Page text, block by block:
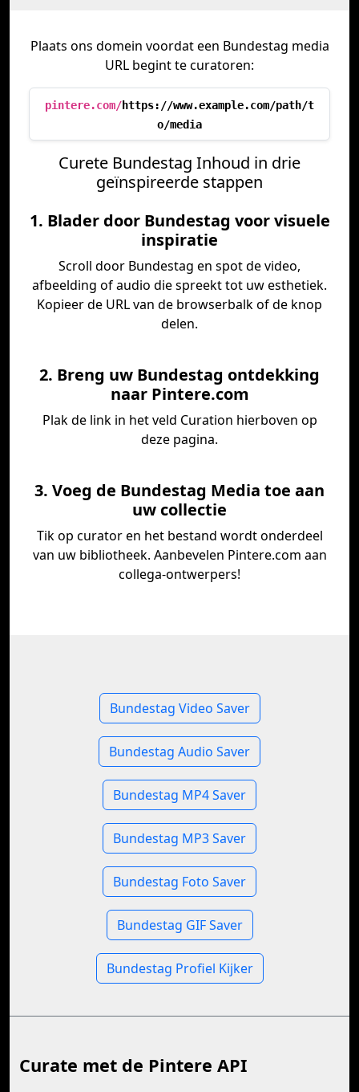
Plaats ons domein voordat een Bundestag media
URL begint te curatoren:
pintere.com/https://www.example.com/path/t
o/media
Curete Bundestag Inhoud in drie
geïnspireerde stappen
1. Blader door Bundestag voor visuele
inspiratie
Scroll door Bundestag en spot de video,
afbeelding of audio die spreekt tot uw esthetiek.
Kopieer de URL van de browserbalk of de knop
delen.
2. Breng uw Bundestag ontdekking
naar Pintere.com
Plak de link in het veld Curation hierboven op
deze pagina.
3. Voeg de Bundestag Media toe aan
uw collectie
Tik op curator en het bestand wordt onderdeel
van uw bibliotheek. Aanbevelen Pintere.com aan
collega-ontwerpers!
Bundestag Video Saver
Bundestag Audio Saver
Bundestag MP4 Saver
Bundestag MP3 Saver
Bundestag Foto Saver
Bundestag GIF Saver
Bundestag Profiel Kijker
Curate met de Pintere API